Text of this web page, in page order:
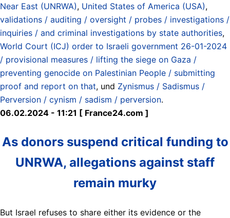
Near East (UNRWA), United States of America (USA),
validations / auditing / oversight / probes / investigations /
inquiries / and criminal investigations by state authorities,
World Court (ICJ) order to Israeli government 26-01-2024
/ provisional measures / lifting the siege on Gaza /
preventing genocide on Palestinian People / submitting
proof and report on that, und Zynismus / Sadismus /
Perversion / cynism / sadism / perversion.
06.02.2024 - 11:21 [ France24.com ]
As donors suspend critical funding to
UNRWA, allegations against staff
remain murky
But Israel refuses to share either its evidence or the